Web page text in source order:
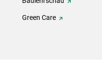
Green Care